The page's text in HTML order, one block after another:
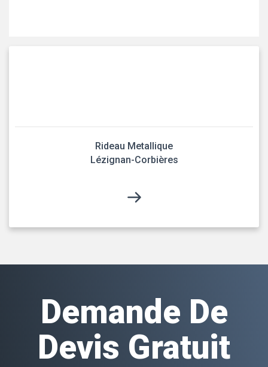
Rideau Metallique
Lézignan-Corbières
Demande De
Devis Gratuit